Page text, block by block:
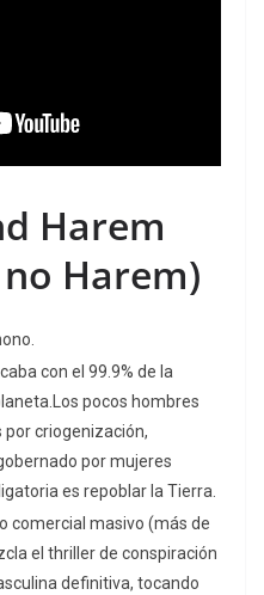
Harem
Harem)
con el 99.9% de la
Los pocos hombres
criogenización,
por mujeres
es repoblar la Tierra.
comercial masivo (más de
el thrillerde conspiración
definitiva, tocando